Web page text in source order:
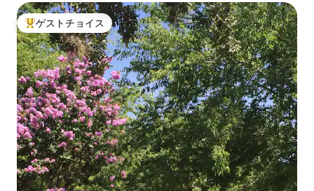
大好評のゲストチョイスです。
ゲストチョイス